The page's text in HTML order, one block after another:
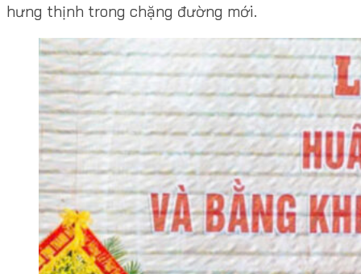
hưng thịnh trong chặng đường mới.